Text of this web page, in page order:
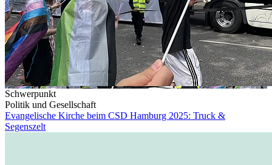
Schwerpunkt
Politik und Gesellschaft
Evangelische Kirche beim CSD Hamburg 2025: Truck &
Segenszelt